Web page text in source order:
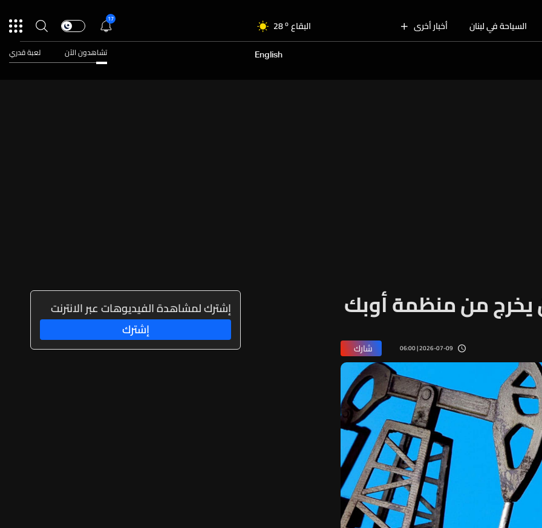
السياحة في لبنان أخبار أخرى البقاع 28o
الجنوب 30o
28
17
English تشاهدون الآن لعبة قدري
يخرج من منظمة أوبك
2026-07-09 | 06:00 شارك
إشترك لمشاهدة الفيديوهات عبر الانترنت
إشترك